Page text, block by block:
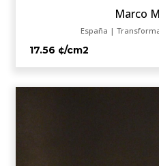
Marco
España |
17.56 ¢/cm2